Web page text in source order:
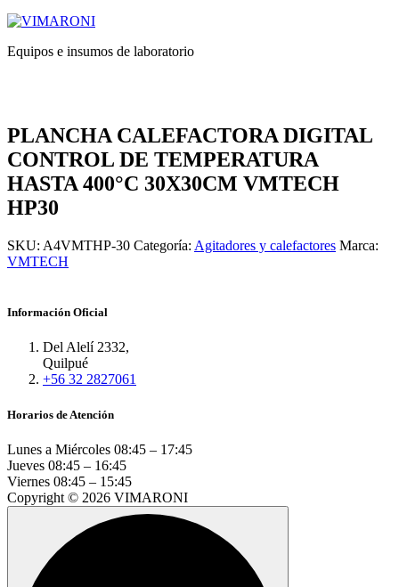
Equipos e insumos de laboratorio
PLANCHA CALEFACTORA DIGITAL
CONTROL DE TEMPERATURA
HASTA 400°C 30X30CM VMTECH
HP30
SKU: A4VMTHP-30 Categoría: Agitadores y calefactores Marca:
VMTECH
Información Oficial
Del Alelí 2332,
Quilpué
+56 32 2827061
Horarios de Atención
Lunes a Miércoles 08:45 – 17:45
Jueves 08:45 – 16:45
Viernes 08:45 – 15:45
Copyright © 2026 VIMARONI